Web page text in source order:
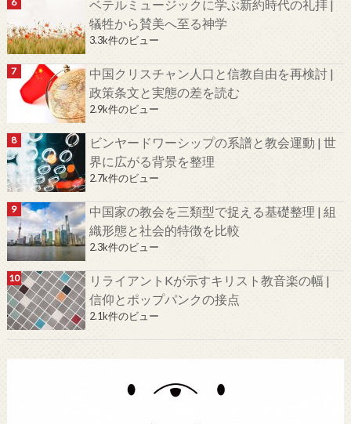
ベテルミュージックに学ぶ新約時代の礼拝 |
犠牲から賛美へ至る神学
3.3k件のビュー
中国クリスチャン人口と信教自由を再検討 |
政策条文と実態の差を読む
2.9k件のビュー
ビンヤードワーシップの系譜と教会運動 | 世
界に広がる背景を整理
2.7k件のビュー
中国家の教会を三類型で捉える基礎整理 | 組
織形態と社会的特徴を比較
2.3k件のビュー
リライアントKが示すキリスト教音楽の幅 |
信仰とポップパンクの接点
2.1k件のビュー